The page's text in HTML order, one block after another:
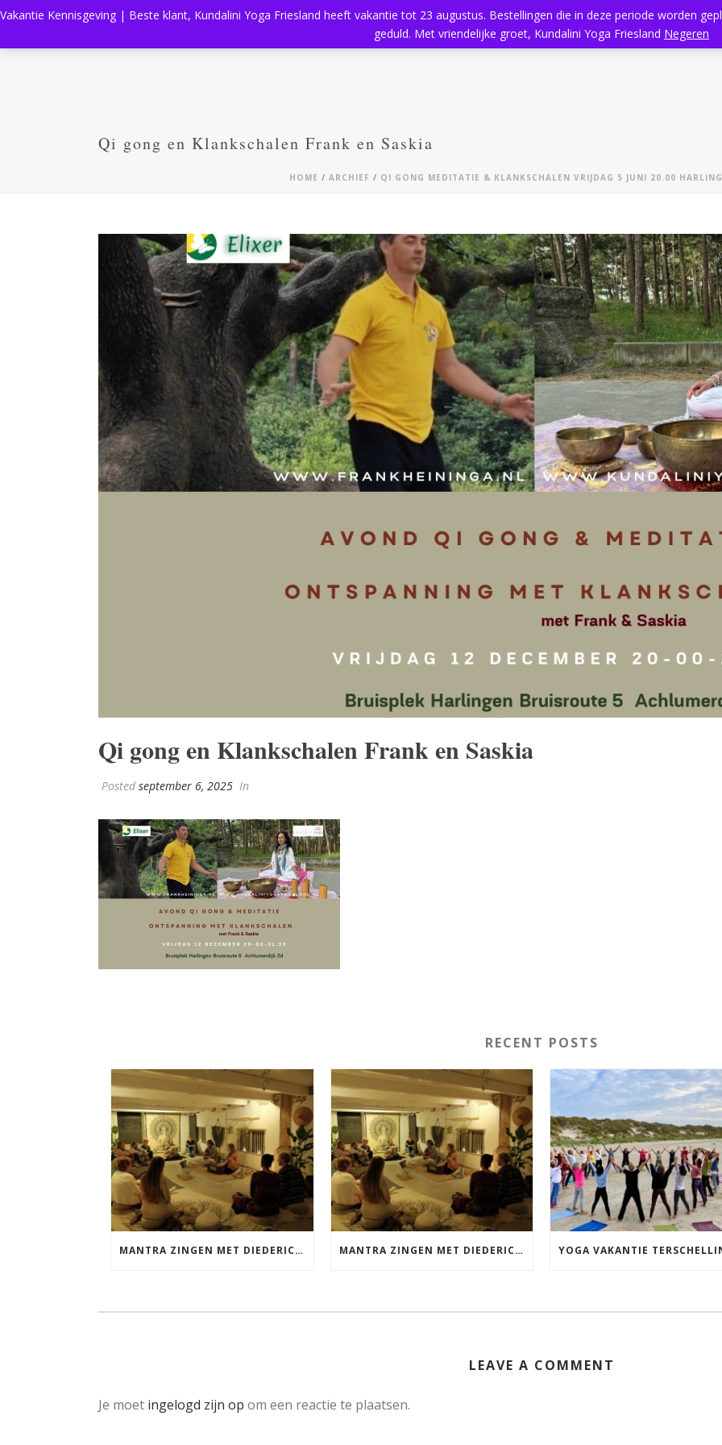
Aanbod Kundalini Yoga Massage Rooster
Qi gong en Klankschalen Frank en Saskia
HOME / ARCHIEF / QI GONG MEDITATIE & KLANKSCHALEN VRIJDAG 5 JUNI 20.00
Qi gong en Klankschalen Frank en Saskia
Posted september 6, 2025 In
RECENT POSTS
MANTRA ZINGEN MET DIEDERICK VRIJDAG 25 SEPTEMBER EN 20 NOVEMBER MANTRA ZINGEN MET DIEDERICK IN LEEUWARDEN VRIJDAG 12 JUNI KIRTAN
LEAVE A COMMENT
Je moet ingelogd zijn op om een reactie te plaatsen.
Vakantie Kennisgeving | Beste klant, Kundalini Yoga Friesland heeft vakantie tot 23 augustus. Bestellingen die in deze periode worden
geduld. Met vriendelijke groet, Kundalini Yoga Friesland Negeren